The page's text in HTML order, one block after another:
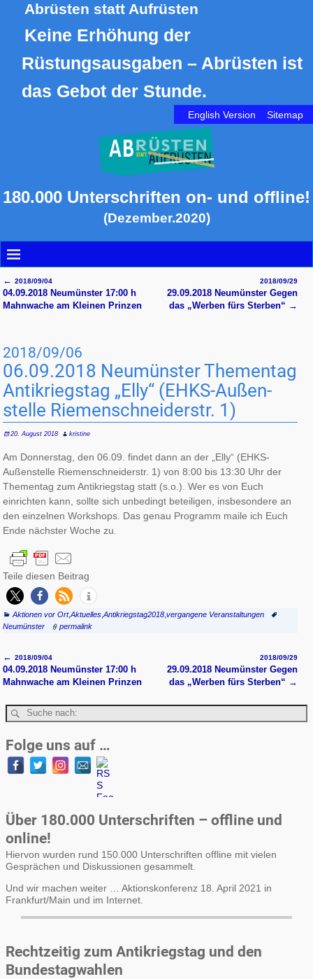
Abrüsten statt Aufrüsten
Keine Erhöhung der
Rüstungsausgaben – Abrüsten ist
das Gebot der Stunde.
English Version Sitemap
180.000 Unterschriften on- und offline!
(Dezember.2020)
Artikelnavigation
← 2018/09/04
04.09.2018 Neumünster 17:00 h
Mahnwache am Kleinen Prinzen
2018/09/29
29.09.2018 Neumünster Gegen
das „Werben fürs Sterben“ →
2018/09/06
06.09.2018 Neumünster The­men­tag
Anti­kriegs­tag „Elly“ (EHKS-Außen­
stelle Rie­men­schneider­str. 1)
20. August 2018 kristine
Am Donnerstag, den 06.09. findet dann an der „Elly“ (EHKS-
Außenstelle Riemenschneiderstr. 1) von 8:00 bis 13:30 Uhr der
Thementag zum Antikriegstag statt (s.o.). Wer es von Euch
einrichten kann, sollte sich unbedingt beteiligen, insbesondere an
den einzelnen Workshops. Das genau Programm maile ich Euch
Ende nächster Woche zu.
Teile diesen Beitrag
Aktionen vor Ort,Aktuelles ,Antikriegstag2018 ,vergangene Veranstaltungen
Neumünster
permalink
Artikelnavigation
← 2018/09/04
04.09.2018 Neumünster 17:00 h
Mahnwache am Kleinen Prinzen
2018/09/29
29.09.2018 Neumünster Gegen
das „Werben fürs Sterben“ →
Folge uns auf …
Über 180.000 Unterschriften – offline und
online!
Hiervon wurden rund 150.000 Unterschriften offline mit vielen
Gesprächen und Diskussionen gesammelt.
Und wir machen weiter … Aktionskonferenz 18. April 2021 in
Frankfurt/Main und im Internet.
Rechtzeitig zum Antikriegstag und den
Bundestagwahlen